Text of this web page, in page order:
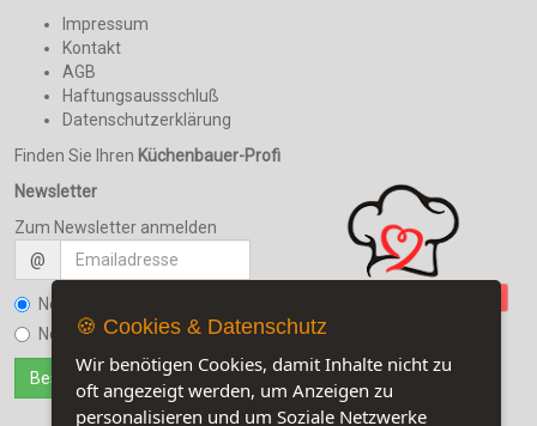
Impressum
Kontakt
AGB
Haftungsaussschluß
Datenschutzerklärung
Finden Sie Ihren Küchenbauer-Profi
Newsletter
Zum Newsletter anmelden
@
Newsletter bestellen
Newsletter kündigen
🍪 Cookies & Datenschutz
Wir benötigen Cookies, damit Inhalte nicht zu
oft angezeigt werden, um Anzeigen zu
personalisieren und um Soziale Netzwerke